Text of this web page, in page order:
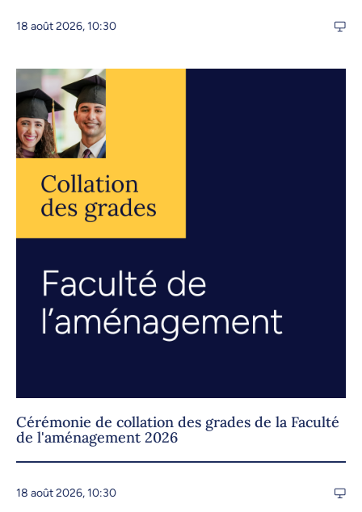
18 août 2026, 10:30
Cérémonie de collation des grades de la Faculté
de l'aménagement 2026
18 août 2026, 10:30